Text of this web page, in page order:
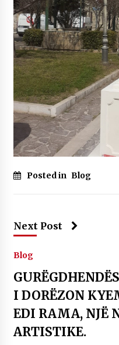
Posted in Blog
Next Post
Blog
I DORËZON
EDI RAMA, NJË
ARTISTIKE.